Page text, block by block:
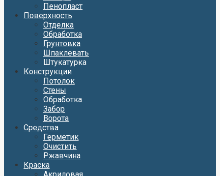
Пенопласт
Поверхность
Отделка
Обработка
Грунтовка
Шпаклевать
Штукатурка
Конструкции
Потолок
Стены
Обработка
Забор
Ворота
Средства
Герметик
Очистить
Ржавчина
Краска